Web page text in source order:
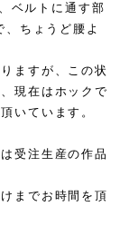
ベルトに通す部
ちょうど腰よ
ますが、この状
現在はホックで
いています。
受注生産の作品
までお時間を頂